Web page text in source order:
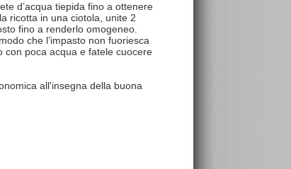
d’acqua tiepida fino a ottenere
ricotta in una ciotola, unite 2
fino a renderlo omogeneo.
che l’impasto non fuoriesca
con poca acqua e fatele cuocere
all'insegna della buona